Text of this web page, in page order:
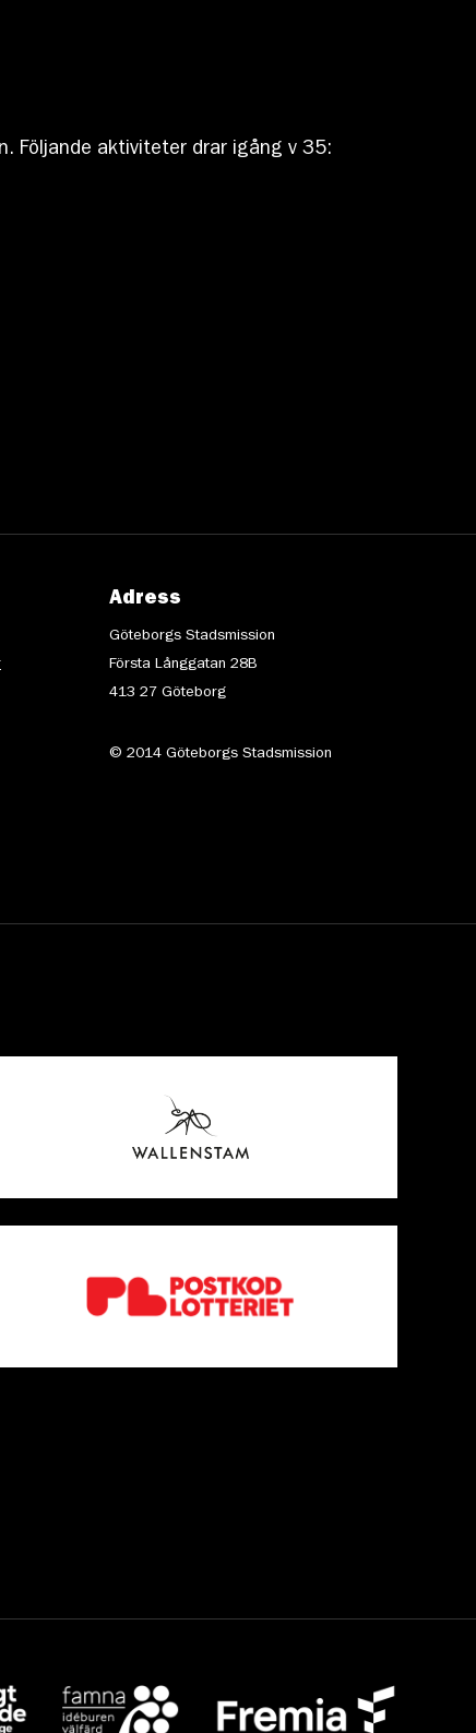
Följande aktiviteter drar igång v 35:
Adress
Göteborgs Stadsmission
Första Långgatan 28B
413 27 Göteborg
© 2014 Göteborgs Stadsmission